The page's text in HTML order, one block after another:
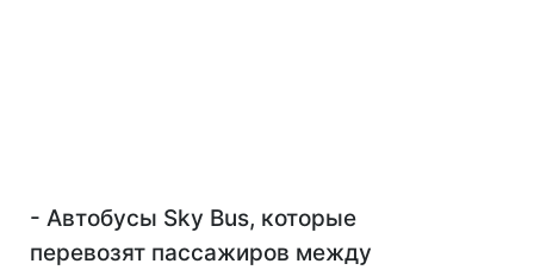
- Автобусы Sky Bus, которые
перевозят пассажиров между